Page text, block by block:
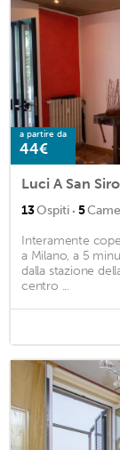
a partire da
44€
Luci A San Siro
13Ospiti · 5
Interamente
a Milano, a 5
dalla stazione
centro ...